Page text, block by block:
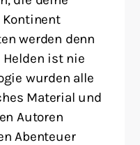
werden denn
ist nie
wurden alle
Material und
Autoren
Abenteuer